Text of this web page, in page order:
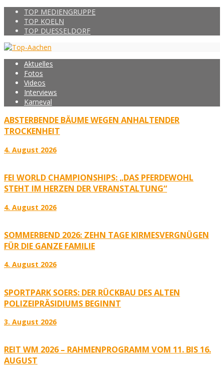
TOP MEDIENGRUPPE
TOP KOELN
TOP DUESSELDORF
Aktuelles
Fotos
Videos
Interviews
Karneval
ABSTERBENDE BÄUME WEGEN ANHALTENDER
TROCKENHEIT
4. August 2026
FEI WORLD CHAMPIONSHIPS: „DAS PFERDEWOHL
STEHT IM HERZEN DER VERANSTALTUNG“
4. August 2026
SOMMERBEND 2026: ZEHN TAGE KIRMESVERGNÜGEN
FÜR DIE GANZE FAMILIE
4. August 2026
SPORTPARK SOERS: DER RÜCKBAU DES ALTEN
POLIZEIPRÄSIDIUMS BEGINNT
3. August 2026
REIT WM 2026 – RAHMENPROGRAMM VOM 11. BIS 16.
AUGUST